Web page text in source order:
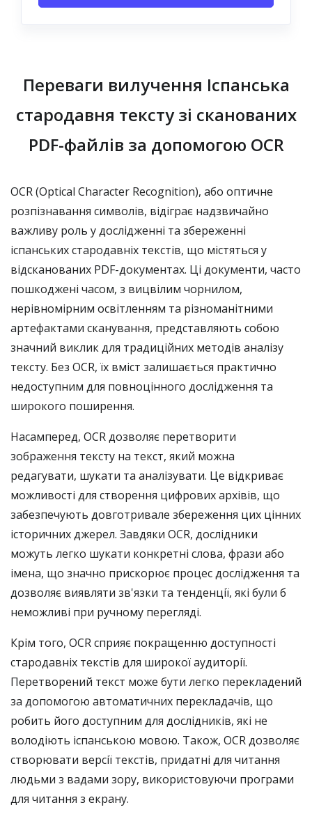
Переваги вилучення Іспанська
стародавня тексту зі сканованих
PDF-файлів за допомогою OCR
OCR (Optical Character Recognition), або оптичне
розпізнавання символів, відіграє надзвичайно
важливу роль у дослідженні та збереженні
іспанських стародавніх текстів, що містяться у
відсканованих PDF-документах. Ці документи, часто
пошкоджені часом, з вицвілим чорнилом,
нерівномірним освітленням та різноманітними
артефактами сканування, представляють собою
значний виклик для традиційних методів аналізу
тексту. Без OCR, їх вміст залишається практично
недоступним для повноцінного дослідження та
широкого поширення.
Насамперед, OCR дозволяє перетворити
зображення тексту на текст, який можна
редагувати, шукати та аналізувати. Це відкриває
можливості для створення цифрових архівів, що
забезпечують довготривале збереження цих цінних
історичних джерел. Завдяки OCR, дослідники
можуть легко шукати конкретні слова, фрази або
імена, що значно прискорює процес дослідження та
дозволяє виявляти зв'язки та тенденції, які були б
неможливі при ручному перегляді.
Крім того, OCR сприяє покращенню доступності
стародавніх текстів для широкої аудиторії.
Перетворений текст може бути легко перекладений
за допомогою автоматичних перекладачів, що
робить його доступним для дослідників, які не
володіють іспанською мовою. Також, OCR дозволяє
створювати версії текстів, придатні для читання
людьми з вадами зору, використовуючи програми
для читання з екрану.